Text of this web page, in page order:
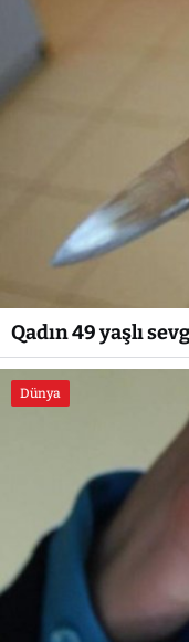
Qadın 49 yaşlı
Dünya